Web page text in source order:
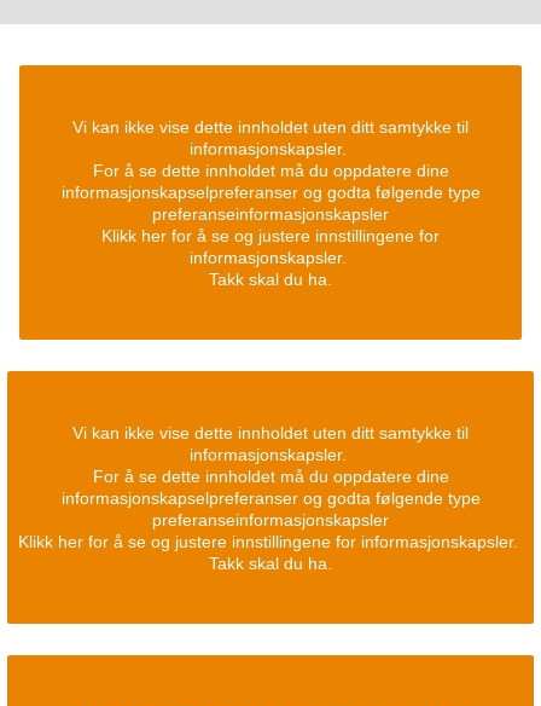
Vi kan ikke vise dette innholdet uten ditt samtykke til
informasjonskapsler.
For å se dette innholdet må du oppdatere dine
informasjonskapselpreferanser og godta følgende type
preferanseinformasjonskapsler
Klikk her for å se og justere innstillingene for
informasjonskapsler.
Takk skal du ha.
Vi kan ikke vise dette innholdet uten ditt samtykke til
informasjonskapsler.
For å se dette innholdet må du oppdatere dine
informasjonskapselpreferanser og godta følgende type
preferanseinformasjonskapsler
Klikk her for å se og justere innstillingene for informasjonskapsler.
Takk skal du ha.